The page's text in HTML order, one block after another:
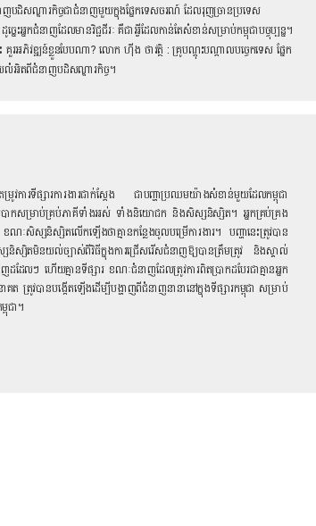
ដិសណ្ឋារកិច្ចជាជំនាញមួយក្នុងផ្នែកទេសចរណ៍ ដែលរុញច្រានប្រទេស
អ្នកជំនាញដែលមានវិជ្ជជីរៈ គឺជាអ្វីដែលកាន់តែសំខាន់សម្រាប់កម្ពុជាបច្ចុប្បន្ន។
គួរអភិវឌ្ឍន៍ខ្លួនបែបណា? លោក ហ៊ីង ថាវត្ថិ : គ្រូបណ្ដុះបណ្ដាលបច្ចេកទេស ផ្នែក
លំអិតពីជំនាញបដិសណ្ឋារកិច្ច។
ការទីផ្សារការងារជាក់ស្តែង ជាបញ្ហាប្រឈមយ៉ាងសំខាន់មួយដែលកម្ពុជា
បាកសម្រាប់គ្រប់ភាគីទាំងអស់ ទាំងនិយោជក និង​សិស្សនិស្សិត។ អ្នកគ្រប់គ្រង
ខណៈ​សិស្សនិស្សិតលើកឡើងថាគ្មានកន្លែងចូលបម្រើការងារ។ បញ្ហានេះត្រូវបាន
ស្សិតមិនយល់ច្បាស់ពីវិធីក្នុងការជ្រើសរើសជំនាញឱ្យបានត្រឹមត្រូវ និងស្គាល់
ដែលៗ ហើយគ្មានទីផ្សារ ខណៈជំនាញដែលត្រូវការពិតប្រាកដបែរជាគ្មានអ្នក
ត្រូវបានបង្កើតឡើងដើម្បីបង្ហាញពីជំនាញ​នានានៅក្នុងទីផ្សារកម្ពុជា សម្រាប់
ជា។